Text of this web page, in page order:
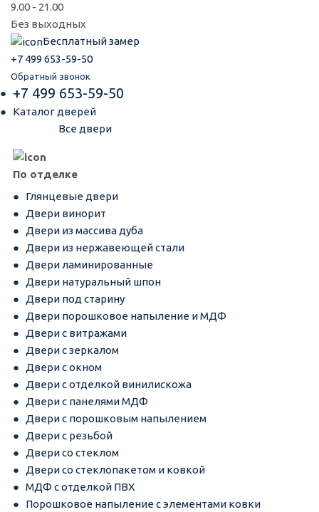
9.00 - 21.00
Без выходных
Бесплатный замер
+7 499 653-59-50
Обратный звонок
+7 499 653-59-50
Каталог дверей
Все двери
По отделке
Глянцевые двери
Двери винорит
Двери из массива дуба
Двери из нержавеющей стали
Двери ламинированные
Двери натуральный шпон
Двери под старину
Двери порошковое напыление и МДФ
Двери с витражами
Двери с зеркалом
Двери с окном
Двери с отделкой винилискожа
Двери с панелями МДФ
Двери с порошковым напылением
Двери с резьбой
Двери со стеклом
Двери со стеклопакетом и ковкой
МДФ с отделкой ПВХ
Порошковое напыление с элементами ковки